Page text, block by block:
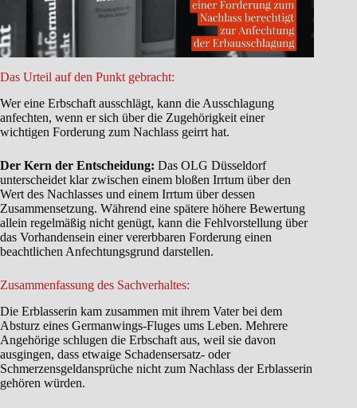
Das Urteil auf den Punkt gebracht:
Wer eine Erbschaft ausschlägt, kann die Ausschlagung
anfechten, wenn er sich über die Zugehörigkeit einer
wichtigen Forderung zum Nachlass geirrt hat.
Der Kern der Entscheidung: Das OLG Düsseldorf
unterscheidet klar zwischen einem bloßen Irrtum über den
Wert des Nachlasses und einem Irrtum über dessen
Zusammensetzung. Während eine spätere höhere Bewertung
allein regelmäßig nicht genügt, kann die Fehlvorstellung über
das Vorhandensein einer vererbbaren Forderung einen
beachtlichen Anfechtungsgrund darstellen.
Zusammenfassung des Sachverhaltes:
Die Erblasserin kam zusammen mit ihrem Vater bei dem
Absturz eines Germanwings-Fluges ums Leben. Mehrere
Angehörige schlugen die Erbschaft aus, weil sie davon
ausgingen, dass etwaige Schadensersatz- oder
Schmerzensgeldansprüche nicht zum Nachlass der Erblasserin
gehören würden.